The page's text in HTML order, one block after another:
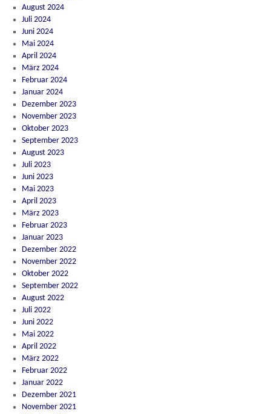
August 2024
Juli 2024
Juni 2024
Mai 2024
April 2024
März 2024
Februar 2024
Januar 2024
Dezember 2023
November 2023
Oktober 2023
September 2023
August 2023
Juli 2023
Juni 2023
Mai 2023
April 2023
März 2023
Februar 2023
Januar 2023
Dezember 2022
November 2022
Oktober 2022
September 2022
August 2022
Juli 2022
Juni 2022
Mai 2022
April 2022
März 2022
Februar 2022
Januar 2022
Dezember 2021
November 2021